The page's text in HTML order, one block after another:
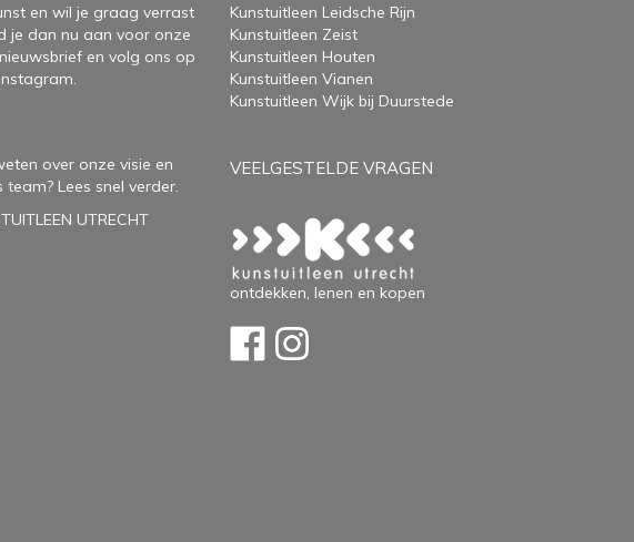
en wil je graag verrast
je dan nu aan voor onze
nieuwsbrief en volg ons op
instagram
over onze visie en
team? Lees snel verder.
UTRECHT
Kunstuitleen Leidsche Rijn
Kunstuitleen Zeist
Kunstuitleen Houten
Kunstuitleen Vianen
Kunstuitleen Wijk bij Duurstede
VEELGESTELDE VRAGEN
ontdekken, lenen en kopen